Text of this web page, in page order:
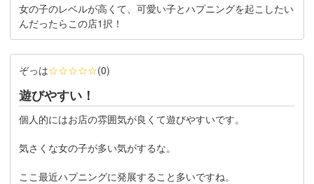
女の子のレベルが高くて、可愛い子とハプニングを起こしたい
んだったらこの店1択！
ぞっは☆☆☆☆☆(0)
遊びやすい！
個人的にはお店の雰囲気が良くて遊びやすいです。
気さくな女の子が多い気がするな。
ここ最近ハプニングに発展すること多いですね。